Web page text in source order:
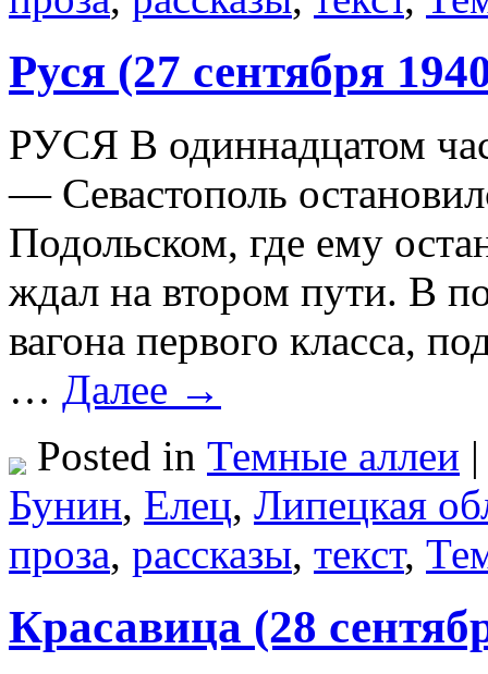
Руся (27 сентября
РУСЯ В одиннадцатом
— Севастополь
Подольском, где ему
ждал на втором пути. В
вагона первого класса,
… Далее →
Posted in Темные аллеи |
Бунин, Елец, Липецкая
проза, рассказы, текст,
Красавица (28